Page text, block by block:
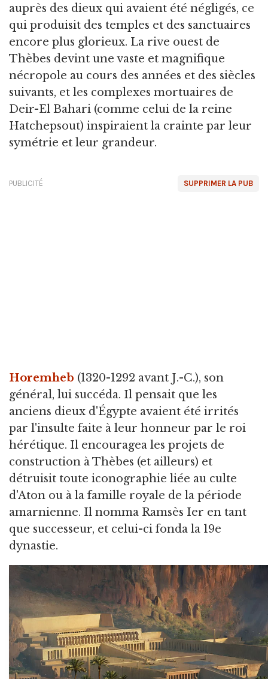
auprès des dieux qui avaient été négligés, ce
qui produisit des temples et des sanctuaires
encore plus glorieux. La rive ouest de
Thèbes devint une vaste et magnifique
nécropole au cours des années et des siècles
suivants, et les complexes mortuaires de
Deir-El Bahari (comme celui de la reine
Hatchepsout) inspiraient la crainte par leur
symétrie et leur grandeur.
SUPPRIMER LA PUB
PUBLICITÉ
Horemheb (1320-1292 avant J.-C.), son
général, lui succéda. Il pensait que les
anciens dieux d'Égypte avaient été irrités
par l'insulte faite à leur honneur par le roi
hérétique. Il encouragea les projets de
construction à Thèbes (et ailleurs) et
détruisit toute iconographie liée au culte
d'Aton ou à la famille royale de la période
amarnienne. Il nomma Ramsès Ier en tant
que successeur, et celui-ci fonda la 19e
dynastie.